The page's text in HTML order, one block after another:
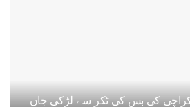
کی بس کی ٹکر سے لڑکی جاں